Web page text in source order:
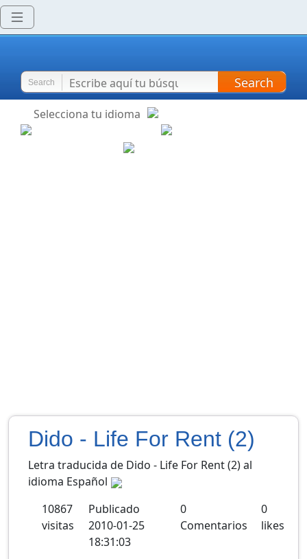
Search Search
Selecciona tu idioma
Dido - Life For Rent (2)
Letra traducida de Dido - Life For Rent (2) al
idioma Español
10867
visitas
Publicado
2010-01-25
18:31:03
0
Comentarios
0
likes